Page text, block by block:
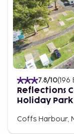
7.8/10(196
Reflections
Holiday Park
Coffs Harbour,